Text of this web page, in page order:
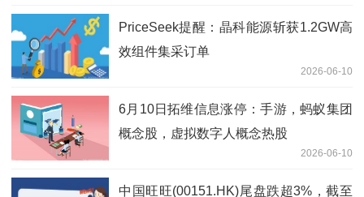
PriceSeek提醒：晶科能源斩获1.2GW高
效组件集采订单
2026-06-10
6月10日拓维信息涨停：手游，蚂蚁集团
概念股，虚拟数字人概念热股
2026-06-10
中国旺旺(00151.HK)尾盘跌超3%，截至